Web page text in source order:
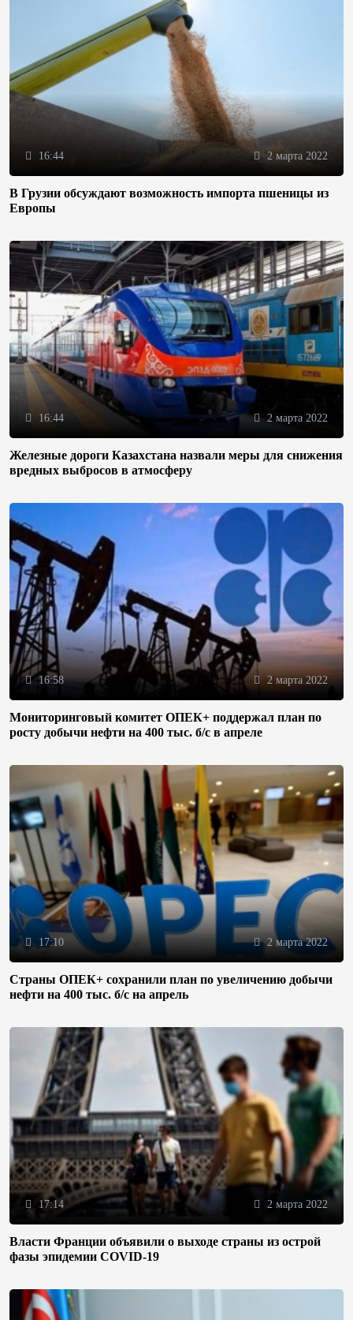
16:44 2 марта 2022
В Грузии обсуждают возможность импорта пшеницы из
Европы
16:44 2 марта 2022
Железные дороги Казахстана назвали меры для снижения
вредных выбросов в атмосферу
16:58 2 марта 2022
Мониторинговый комитет ОПЕК+ поддержал план по
росту добычи нефти на 400 тыс. б/с в апреле
17:10 2 марта 2022
Страны ОПЕК+ сохранили план по увеличению добычи
нефти на 400 тыс. б/с на апрель
17:14 2 марта 2022
Власти Франции объявили о выходе страны из острой
фазы эпидемии COVID-19